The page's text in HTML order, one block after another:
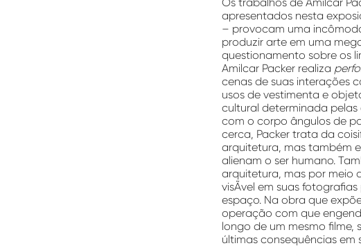
apresentados nesta
– provocam uma
produzir arte em uma
questionamento sobre os
Amilcar Packer realiza
cenas de suas interações
usos de vestimenta e
cultural determinada pelas
com o corpo ângulos de
cerca, Packer trata da
arquitetura, mas também
alienam o ser humano.
arquitetura, mas por meio
visÃ­vel em suas
espaço. Na obra que
operação com que
longo de um mesmo filme,
últimas consequências